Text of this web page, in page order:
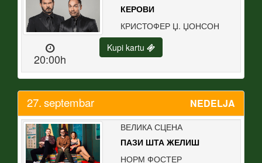
КЕРОВИ
КРИСТОФЕР Џ. ЏОНСОН
20:00h
Kupi kartu
27.septembar NEDELJA
ВЕЛИКА СЦЕНА
ПАЗИ ШТА ЖЕЛИШ
НОРМ ФОСТЕР